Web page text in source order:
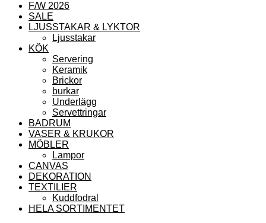
F/W 2026
SALE
LJUSSTAKAR & LYKTOR
Ljusstakar
KÖK
Servering
Keramik
Brickor
burkar
Underlägg
Servettringar
BADRUM
VASER & KRUKOR
MÖBLER
Lampor
CANVAS
DEKORATION
TEXTILIER
Kuddfodral
HELA SORTIMENTET